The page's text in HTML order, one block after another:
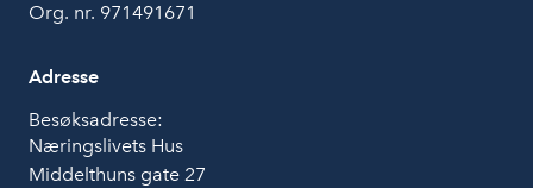
Org. nr. 971491671
Adresse
Besøksadresse:
Næringslivets Hus
Middelthuns gate 27